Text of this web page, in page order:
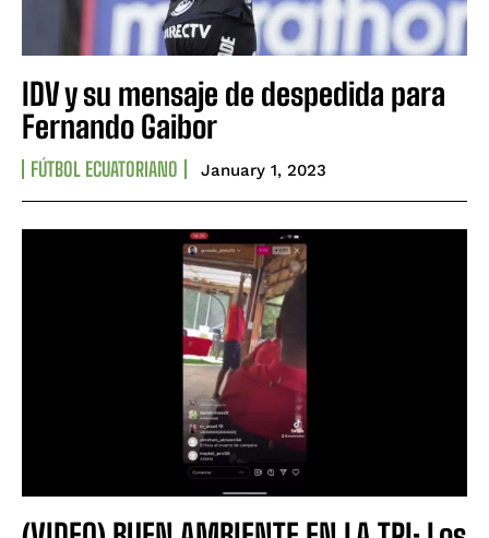
IDV y su mensaje de despedida para
Fernando Gaibor
FÚTBOL ECUATORIANO January 1, 2023